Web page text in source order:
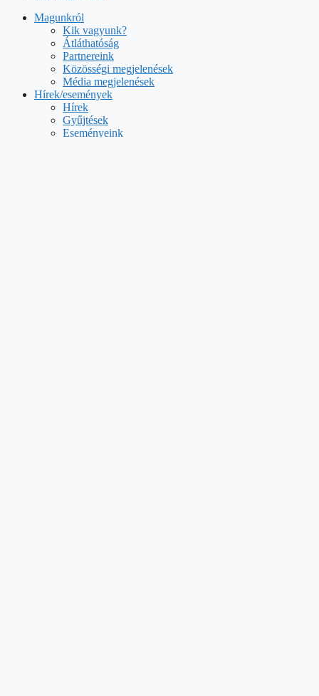
Magunkról
Kik vagyunk?
Átláthatóság
Partnereink
Közösségi megjelenések
Média megjelenések
Hírek/események
Hírek
Gyűjtések
Eseményeink